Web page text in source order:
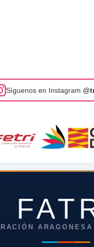
Síguenos en Instagram